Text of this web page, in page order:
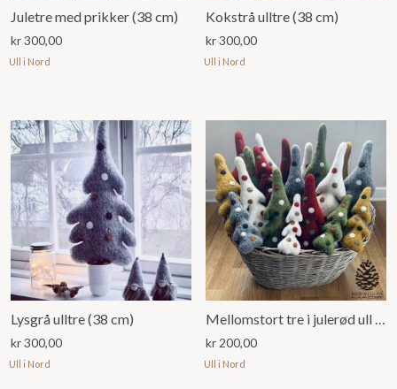
Juletre med prikker (38 cm)
kr300,00
Ull i Nord
Kokstrå ulltre (38 cm)
kr300,00
Ull i Nord
Lysgrå ulltre (38 cm)
kr300,00
Ull i Nord
kr 200,00
Ull i Nord